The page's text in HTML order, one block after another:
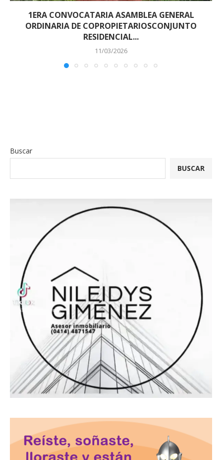
1ERA CONVOCATARIA ASAMBLEA GENERAL
ORDINARIA DE COPROPIETARIOSCONJUNTO
RESIDENCIAL...
11/03/2026
Buscar
BUSCAR